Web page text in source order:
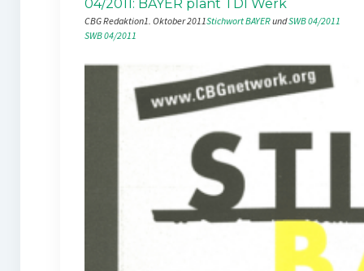
04/2011: BAYER plant TDI Werk
CBG Redaktion1. Oktober 2011Stichwort BAYER und SWB 04/2011
SWB 04/2011